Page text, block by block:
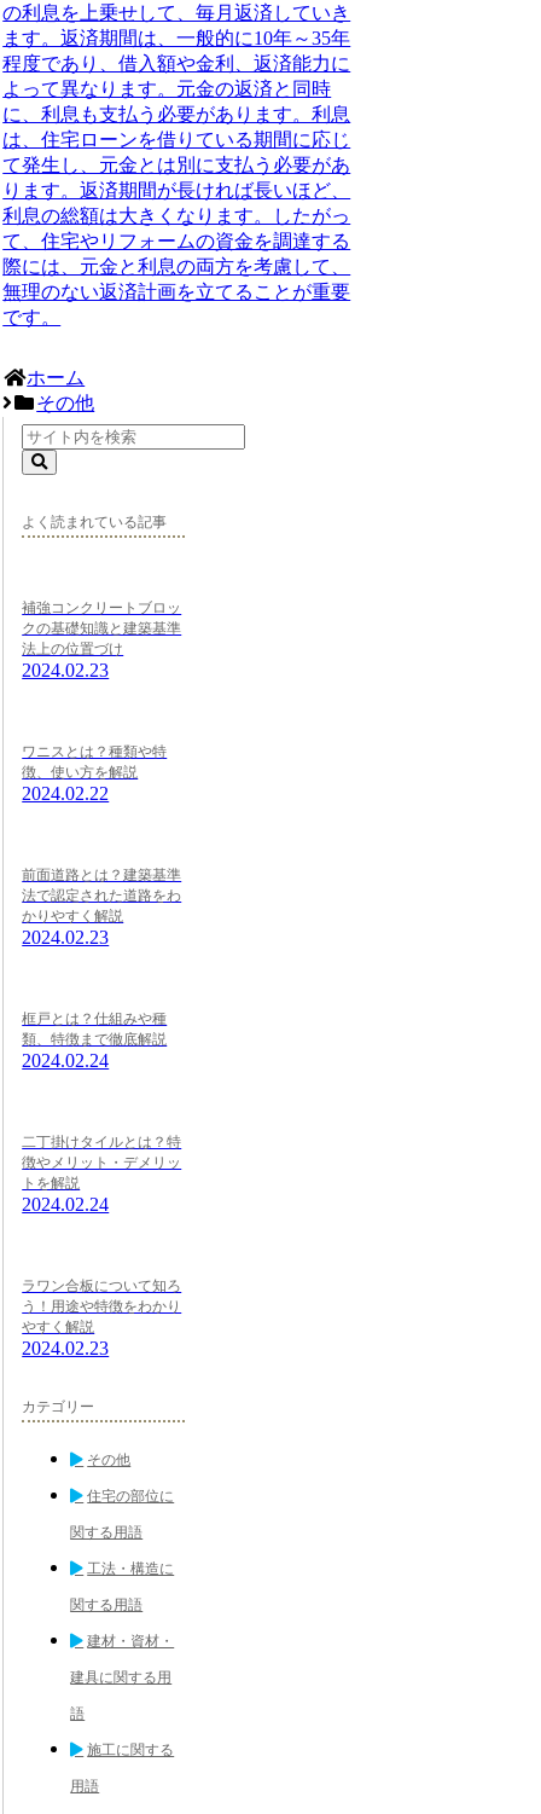
の利息を上乗せして、毎月返済していき
ます。返済期間は、一般的に10年～35年
程度であり、借入額や金利、返済能力に
よって異なります。元金の返済と同時
に、利息も支払う必要があります。利息
は、住宅ローンを借りている期間に応じ
て発生し、元金とは別に支払う必要があ
ります。返済期間が長ければ長いほど、
利息の総額は大きくなります。したがっ
て、住宅やリフォームの資金を調達する
際には、元金と利息の両方を考慮して、
無理のない返済計画を立てることが重要
です。
ホーム
その他
よく読まれている記事
補強コンクリートブロッ
クの基礎知識と建築基準
法上の位置づけ
2024.02.23
ワニスとは？種類や特
徴、使い方を解説
2024.02.22
前面道路とは？建築基準
法で認定された道路をわ
かりやすく解説
2024.02.23
框戸とは？仕組みや種
類、特徴まで徹底解説
2024.02.24
二丁掛けタイルとは？特
徴やメリット・デメリッ
トを解説
2024.02.24
ラワン合板について知ろ
う！用途や特徴をわかり
やすく解説
2024.02.23
カテゴリー
その他
住宅の部位に
関する用語
工法・構造に
関する用語
建材・資材・
建具に関する用
語
施工に関する
用語